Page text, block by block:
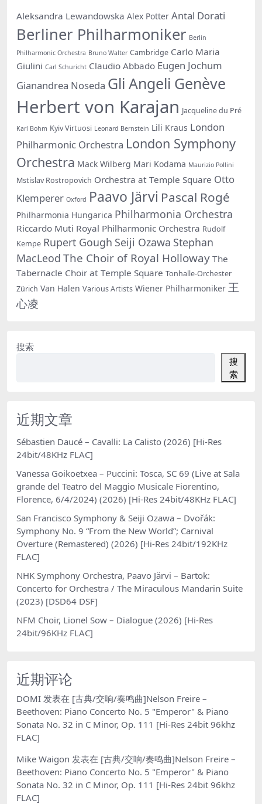
Aleksandra Lewandowska Alex Potter Antal Dorati
Berliner Philharmoniker Berlin
Philharmonic Orchestra Bruno Walter Cambridge Carlo Maria
Giulini Carl Schuricht Claudio Abbado Eugen Jochum
Gianandrea Noseda Gli Angeli Genève
Herbert von Karajan Jacqueline du Pré
Karl Bohm Kyiv Virtuosi Leonard Bernstein Lili Kraus London
Philharmonic Orchestra London Symphony
Orchestra Mack Wilberg Mari Kodama Maurizio Pollini
Mstislav Rostropovich Orchestra at Temple Square Otto
Klemperer Oxford Paavo Järvi Pascal Rogé
Philharmonia Hungarica Philharmonia Orchestra
Riccardo Muti Royal Philharmonic Orchestra Rudolf
Kempe Rupert Gough Seiji Ozawa Stephan
MacLeod The Choir of Royal Holloway The
Tabernacle Choir at Temple Square Tonhalle-Orchester
Zürich Van Halen Various Artists Wiener Philharmoniker 王
心凌
搜索
搜
索
近期文章
Sébastien Daucé – Cavalli: La Calisto (2026) [Hi-Res
24bit/48KHz FLAC]
Vanessa Goikoetxea – Puccini: Tosca, SC 69 (Live at Sala
grande del Teatro del Maggio Musicale Fiorentino,
Florence, 6/4/2024) (2026) [Hi-Res 24bit/48KHz FLAC]
San Francisco Symphony & Seiji Ozawa – Dvořák:
Symphony No. 9 “From the New World”; Carnival
Overture (Remastered) (2026) [Hi-Res 24bit/192KHz
FLAC]
NHK Symphony Orchestra, Paavo Järvi – Bartok:
Concerto for Orchestra / The Miraculous Mandarin Suite
(2023) [DSD64 DSF]
NFM Choir, Lionel Sow – Dialogue (2026) [Hi-Res
24bit/96KHz FLAC]
近期评论
DOMI 发表在 [古典/交响/奏鸣曲]Nelson Freire –
Beethoven: Piano Concerto No. 5 "Emperor" & Piano
Sonata No. 32 in C Minor, Op. 111 [Hi-Res 24bit 96khz
FLAC]
Mike Waigon 发表在 [古典/交响/奏鸣曲]Nelson Freire –
Beethoven: Piano Concerto No. 5 "Emperor" & Piano
Sonata No. 32 in C Minor, Op. 111 [Hi-Res 24bit 96khz
FLAC]